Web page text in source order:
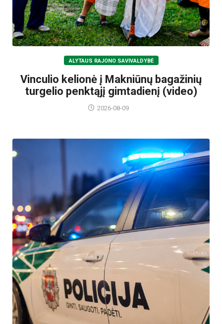
ALYTAUS RAJONO SAVIVALDYBĖ
Vinculio kelionė į Makniūnų bagažinių
turgelio penktąjį gimtadienį (video)
2026-08-09